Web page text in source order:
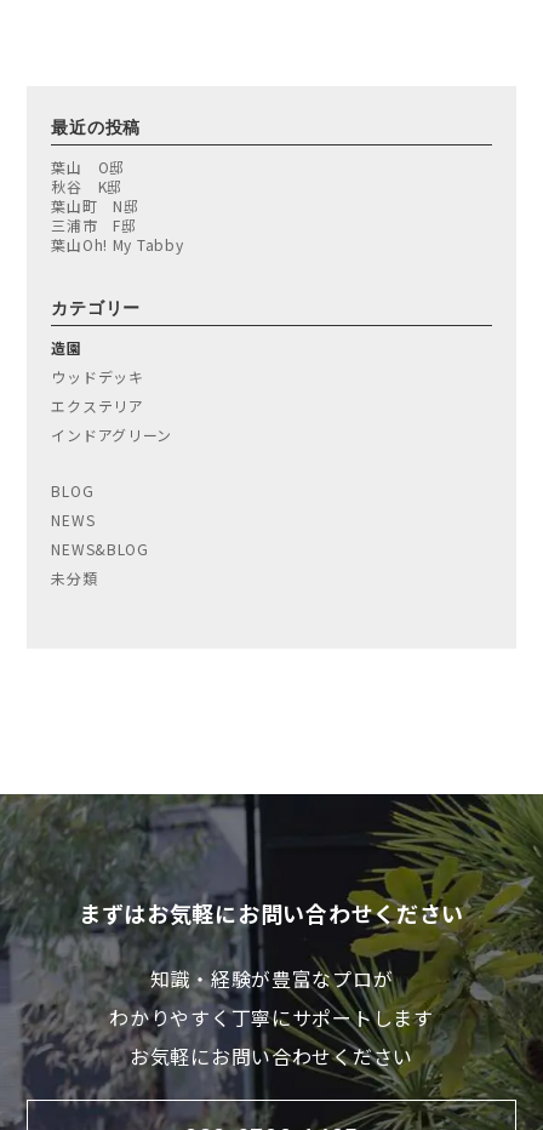
最近の投稿
葉山 O邸
秋谷 K邸
葉山町 N邸
三浦市 F邸
葉山Oh! My Tabby
カテゴリー
造園
ウッドデッキ
エクステリア
インドアグリーン
BLOG
NEWS
NEWS&BLOG
未分類
まずはお気軽にお問い合わせください
知識・経験が豊富なプロが
わかりやすく丁寧にサポートします
お気軽にお問い合わせください